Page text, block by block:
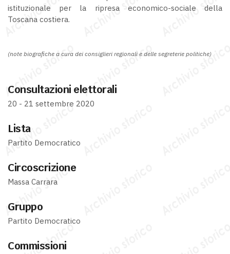
istituzionale per la ripresa economico-sociale della
Toscana costiera.
(note biografiche a cura dei consiglieri regionali e delle segreterie politiche)
Consultazioni elettorali
20 - 21 settembre 2020
Lista
Partito Democratico
Circoscrizione
Massa Carrara
Gruppo
Partito Democratico
Commissioni